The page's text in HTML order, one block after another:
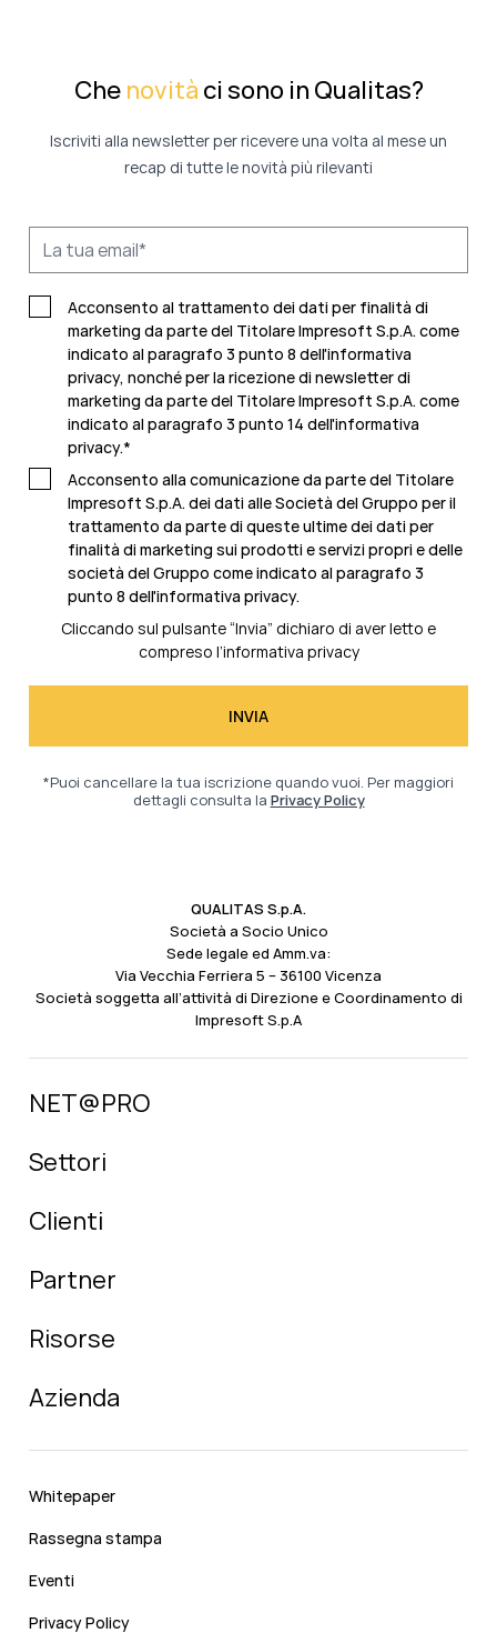
Che novità ci sono in Qualitas?
Iscriviti alla newsletter per ricevere una volta al mese un
recap di tutte le novità più rilevanti
Acconsento al trattamento dei dati per finalità di
marketing da parte del Titolare Impresoft S.p.A. come
indicato al paragrafo 3 punto 8 dell'informativa
privacy, nonché per la ricezione di newsletter di
marketing da parte del Titolare Impresoft S.p.A. come
indicato al paragrafo 3 punto 14 dell'informativa
privacy.*
Acconsento alla comunicazione da parte del Titolare
Impresoft S.p.A. dei dati alle Società del Gruppo per il
trattamento da parte di queste ultime dei dati per
finalità di marketing sui prodotti e servizi propri e delle
società del Gruppo come indicato al paragrafo 3
punto 8 dell'informativa privacy.
Cliccando sul pulsante “Invia” dichiaro di aver letto e
compreso l’informativa privacy
*Puoi cancellare la tua iscrizione quando vuoi. Per maggiori
dettagli consulta la Privacy Policy
QUALITAS S.p.A.
Società a Socio Unico
Sede legale ed Amm.va:
Via Vecchia Ferriera 5 – 36100 Vicenza
Società soggetta all’attività di Direzione e Coordinamento di
Impresoft S.p.A
NET@PRO
Settori
Clienti
Partner
Risorse
Azienda
Whitepaper
Rassegna stampa
Eventi
Privacy Policy